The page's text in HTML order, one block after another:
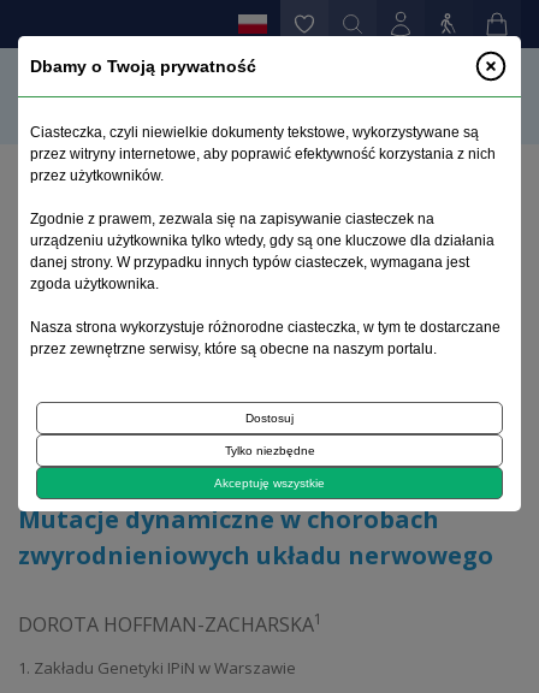
Mutacje dynamiczne w chorobach zwyrodnieniowych
układu nerwowego
Archiwum 1992–2014
1997, tom 6, zeszyt 1
Neurogenetyka
Mutacje dynamiczne w chorobach
zwyrodnieniowych układu nerwowego
DOROTA HOFFMAN-ZACHARSKA1
1. Zakładu Genetyki IPiN w Warszawie
Dbamy o Twoją prywatność
Ciasteczka, czyli niewielkie dokumenty tekstowe, wykorzystywane są
przez witryny internetowe, aby poprawić efektywność korzystania z nich
przez użytkowników.
Zgodnie z prawem, zezwala się na zapisywanie ciasteczek na
urządzeniu użytkownika tylko wtedy, gdy są one kluczowe dla działania
danej strony. W przypadku innych typów ciasteczek, wymagana jest
zgoda użytkownika.
Nasza strona wykorzystuje różnorodne ciasteczka, w tym te dostarczane
przez zewnętrzne serwisy, które są obecne na naszym portalu.
Dostosuj
Tylko niezbędne
Akceptuję wszystkie